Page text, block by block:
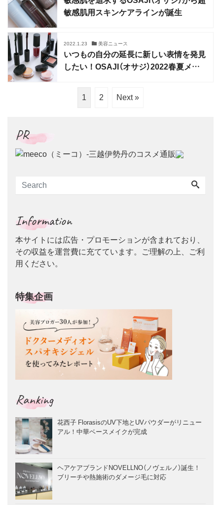
敏感肌用スキンケアラインが誕生
2022.1.23 美容ニュース
いつもの自分の延長に新しい表情を発見
したい！OSAJI（オサジ）2022春夏メイ
1 2 Next »
PR
Information
本サイトには広告・プロモーションが含まれており、
その収益を運営費に充てています。ご理解の上、ご利
用ください。
特集企画
Ranking
花西子 FlorasisのUV下地とUVパウダーがリニュー
アル！中華ベースメイクが完成
ヘアケアブランドNOVELLNO（ノヴェルノ）誕生！
ブリーチや熱施術のダメージ毛に対応